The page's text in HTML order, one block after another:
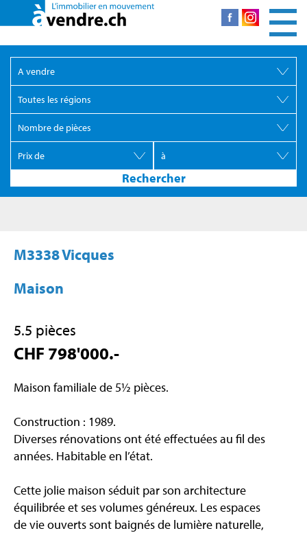
M3338 Vicques
Maison
5.5 pièces
CHF 798'000.-
Maison familiale de 5½ pièces.
Construction : 1989.
Diverses rénovations ont été effectuées au fil des
années. Habitable en l’état.
Cette jolie maison séduit par son architecture
équilibrée et ses volumes généreux. Les espaces
de vie ouverts sont baignés de lumière naturelle,